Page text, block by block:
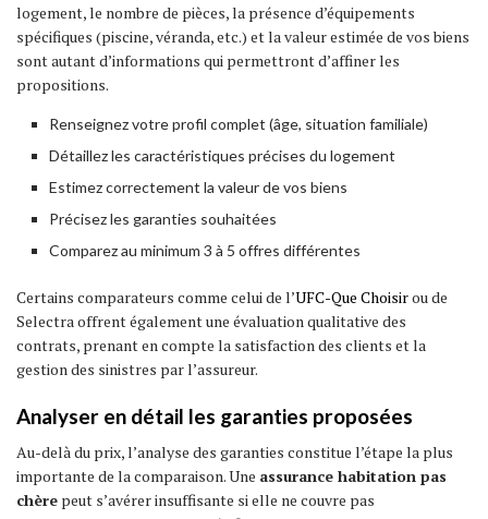
logement, le nombre de pièces, la présence d’équipements
spécifiques (piscine, véranda, etc.) et la valeur estimée de vos biens
sont autant d’informations qui permettront d’affiner les
propositions.
Renseignez votre profil complet (âge, situation familiale)
Détaillez les caractéristiques précises du logement
Estimez correctement la valeur de vos biens
Précisez les garanties souhaitées
Comparez au minimum 3 à 5 offres différentes
Certains comparateurs comme celui de l’UFC-Que Choisirou de
Selectra offrent également une évaluation qualitative des
contrats, prenant en compte la satisfaction des clients et la
gestion des sinistres par l’assureur.
Analyser en détail les garanties proposées
Au-delà du prix, l’analyse des garanties constitue l’étape la plus
importante de la comparaison. Une assurance habitation pas
chère peut s’avérer insuffisante si elle ne couvre pas